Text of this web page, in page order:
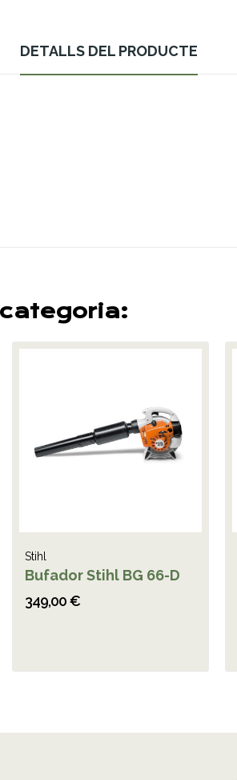
DETALLS DEL PRODUCTE
Stihl
Bufador Stihl BG 66-D
349,00 €